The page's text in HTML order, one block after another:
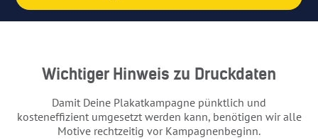
Wichtiger Hinweis zu Druckdaten
Damit Deine Plakatkampagne pünktlich und
kosteneffizient umgesetzt werden kann, benötigen wir alle
Motive rechtzeitig vor Kampagnenbeginn.